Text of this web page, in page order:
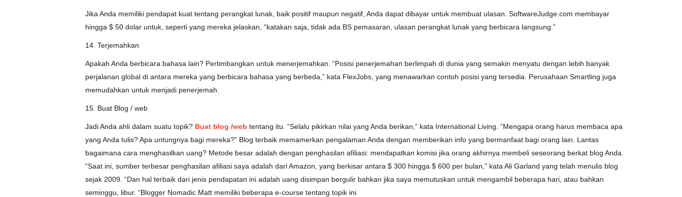
Jika Anda memiliki pendapat kuat tentang perangkat lunak, baik positif maupun negatif, Anda dapat dibayar untuk membuat ulasan. SoftwareJudge.com membayar
hingga $ 50 dolar untuk, seperti yang mereka jelaskan, “katakan saja, tidak ada BS pemasaran, ulasan perangkat lunak yang berbicara langsung.”
14. Terjemahkan
Apakah Anda berbicara bahasa lain? Pertimbangkan untuk menerjemahkan. “Posisi penerjemahan berlimpah di dunia yang semakin menyatu dengan lebih banyak
perjalanan global di antara mereka yang berbicara bahasa yang berbeda,” kata FlexJobs, yang menawarkan contoh posisi yang tersedia. Perusahaan Smartling juga
memudahkan untuk menjadi penerjemah.
15. Buat Blog / web
Jadi Anda ahli dalam suatu topik? Buat blog /web tentang itu. “Selalu pikirkan nilai yang Anda berikan,” kata International Living. “Mengapa orang harus membaca apa
yang Anda tulis? Apa untungnya bagi mereka?” Blog terbaik memamerkan pengalaman Anda dengan memberikan info yang bermanfaat bagi orang lain. Lantas
bagaimana cara menghasilkan uang? Metode besar adalah dengan penghasilan afiliasi: mendapatkan komisi jika orang akhirnya membeli seseorang berkat blog Anda.
“Saat ini, sumber terbesar penghasilan afiliasi saya adalah dari Amazon, yang berkisar antara $ 300 hingga $ 600 per bulan,” kata Ali Garland yang telah menulis blog
sejak 2009. “Dan hal terbaik dari jenis pendapatan ini adalah uang disimpan bergulir bahkan jika saya memutuskan untuk mengambil beberapa hari, atau bahkan
seminggu, libur. “Blogger Nomadic Matt memiliki beberapa e-course tentang topik ini.